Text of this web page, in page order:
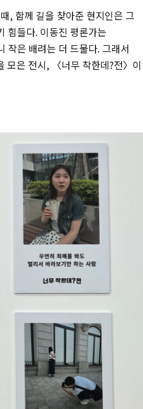
, 함께 길을 찾아준 현지인은 그
힘들다. 이동진 평론가는
작은 배려는 더 드물다. 그래서
모은 전시, 〈너무 착한데?전〉이